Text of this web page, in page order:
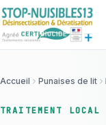
Accueil Punaises de lit
TRAITEMENT LOCAL